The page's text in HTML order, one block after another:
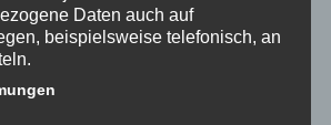
Daten auch auf
beispielsweise telefonisch, an